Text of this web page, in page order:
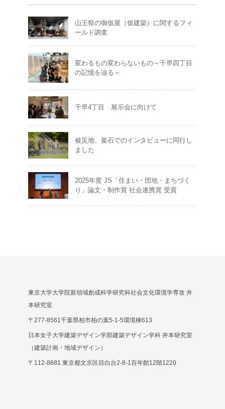
山王祭の御仮屋（仮建築）に関するフィ
ールド調査
変わるもの変わらないもの～千早四丁目
の記憶を辿る～
千早4丁目 展示会に向けて
被災地、釜石でのインタビューに同行し
ました
2025年度 JS「住まい・団地・まちづく
り」論文・制作賞 社会連携賞 受賞
東京大学大学院新領域創成科学研究科社会文化環境学専攻 井
本研究室
〒277-8561千葉県柏市柏の葉5-1-5環境棟613
日本女子大学建築デザイン学部建築デザイン学科 井本研究室
（建築計画・地域デザイン）
〒112-8681 東京都文京区目白台2-8-1百年館12階1220